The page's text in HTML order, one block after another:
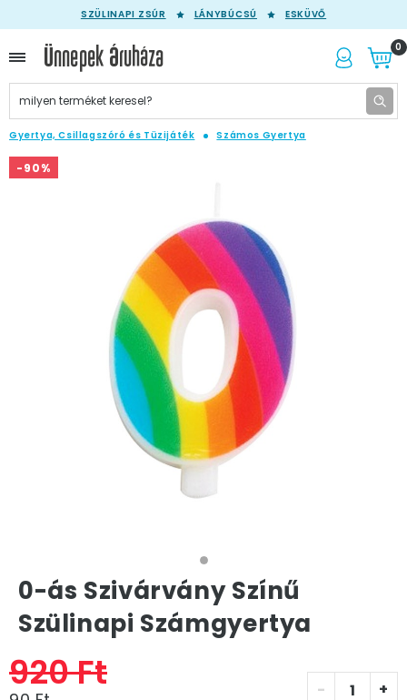
SZÜLINAPI ZSÚR LÁNYBÚCSÚ ESKÜVŐ
0
Gyertya, Csillagszóró és Tüzijáték Számos Gyertya
-90%
0-ás Szivárvány Színű
Szülinapi Számgyertya
920 Ft - +